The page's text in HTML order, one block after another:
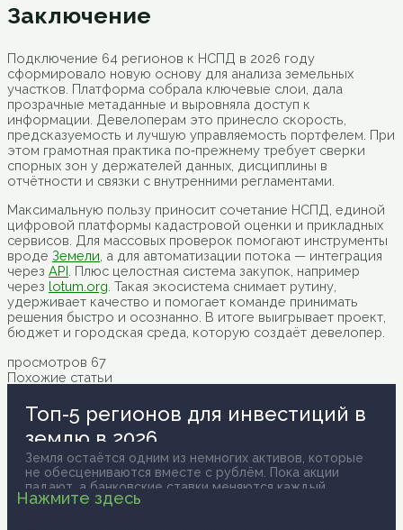
Заключение
Подключение 64 регионов к НСПД в 2026 году
сформировало новую основу для анализа земельных
участков. Платформа собрала ключевые слои, дала
прозрачные метаданные и выровняла доступ к
информации. Девелоперам это принесло скорость,
предсказуемость и лучшую управляемость портфелем. При
этом грамотная практика по‑прежнему требует сверки
спорных зон у держателей данных, дисциплины в
отчётности и связки с внутренними регламентами.
Максимальную пользу приносит сочетание НСПД, единой
цифровой платформы кадастровой оценки и прикладных
сервисов. Для массовых проверок помогают инструменты
вроде Земели , а для автоматизации потока — интеграция
через API . Плюс целостная система закупок, например
через lotum.org . Такая экосистема снимает рутину,
удерживает качество и помогает команде принимать
решения быстро и осознанно. В итоге выигрывает проект,
бюджет и городская среда, которую создаёт девелопер.
просмотров 67
Похожие статьи
Топ-5 регионов для инвестиций в
землю в 2026
Земля остаётся одним из немногих активов, которые
не обесцениваются вместе с рублём. Пока акции
падают, а банковские ставки меняются каждый
квартал, участки в правильных локациях стабильно
Нажмите здесь